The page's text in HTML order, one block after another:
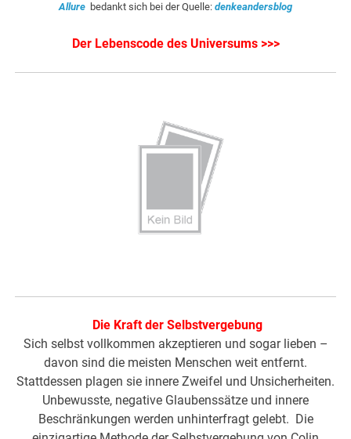
Allure bedankt sich bei der Quelle: denkeandersblog
Der Lebenscode des Universums >>>
Die Kraft der Selbstvergebung
Sich selbst vollkommen akzeptieren und sogar lieben –
davon sind die meisten Menschen weit entfernt.
Stattdessen plagen sie innere Zweifel und Unsicherheiten.
Unbewusste, negative Glaubenssätze und innere
Beschränkungen werden unhinterfragt gelebt. Die